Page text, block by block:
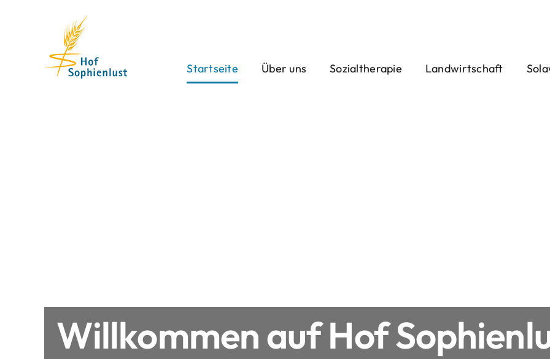
Startseite
Über uns Sozialtherapie Landwirtschaft
Willkommen auf Hof